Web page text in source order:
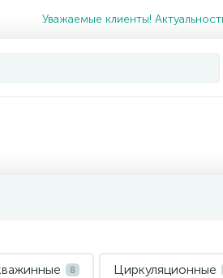
Уважаемые клиенты!
8 Циркуляционные